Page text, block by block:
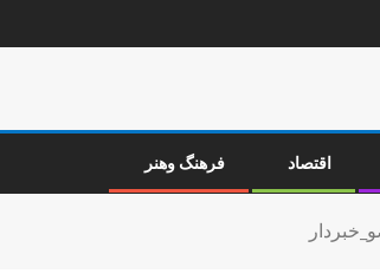
اقتصاد فرهنگ وهنر